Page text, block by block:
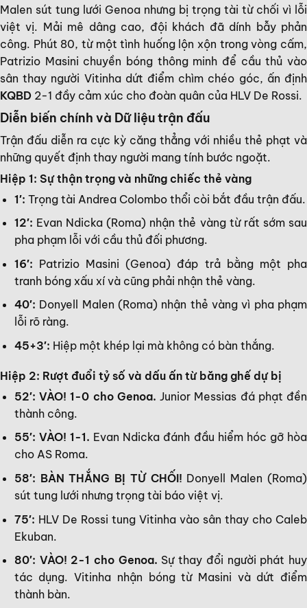
Malen sút tung lưới Genoa nhưng bị trọng tài từ chối vì lỗi
việt vị. Mải mê dâng cao, đội khách đã dính bẫy phản
công. Phút 80, từ một tình huống lộn xộn trong vòng cấm,
Patrizio Masini chuyền bóng thông minh để cầu thủ vào
sân thay người Vitinha dứt điểm chìm chéo góc, ấn định
KQBD 2-1 đầy cảm xúc cho đoàn quân của HLV De Rossi.
Diễn biến chính và Dữ liệu trận đấu
Trận đấu diễn ra cực kỳ căng thẳng với nhiều thẻ phạt và
những quyết định thay người mang tính bước ngoặt.
Hiệp 1: Sự thận trọng và những chiếc thẻ vàng
1′: Trọng tài Andrea Colombo thổi còi bắt đầu trận đấu.
12′: Evan Ndicka (Roma) nhận thẻ vàng từ rất sớm sau
pha phạm lỗi với cầu thủ đối phương.
16′: Patrizio Masini (Genoa) đáp trả bằng một pha
tranh bóng xấu xí và cũng phải nhận thẻ vàng.
40′: Donyell Malen (Roma) nhận thẻ vàng vì pha phạm
lỗi rõ ràng.
45+3′: Hiệp một khép lại mà không có bàn thắng.
Hiệp 2: Rượt đuổi tỷ số và dấu ấn từ băng ghế dự bị
52′: VÀO! 1-0 cho Genoa. Junior Messias đá phạt đền
thành công.
55′: VÀO! 1-1. Evan Ndicka đánh đầu hiểm hóc gỡ hòa
cho AS Roma.
58′: BÀN THẮNG BỊ TỪ CHỐI! Donyell Malen (Roma)
sút tung lưới nhưng trọng tài báo việt vị.
75′: HLV De Rossi tung Vitinha vào sân thay cho Caleb
Ekuban.
80′: VÀO! 2-1 cho Genoa. Sự thay đổi người phát huy
tác dụng. Vitinha nhận bóng từ Masini và dứt điểm
thành bàn.